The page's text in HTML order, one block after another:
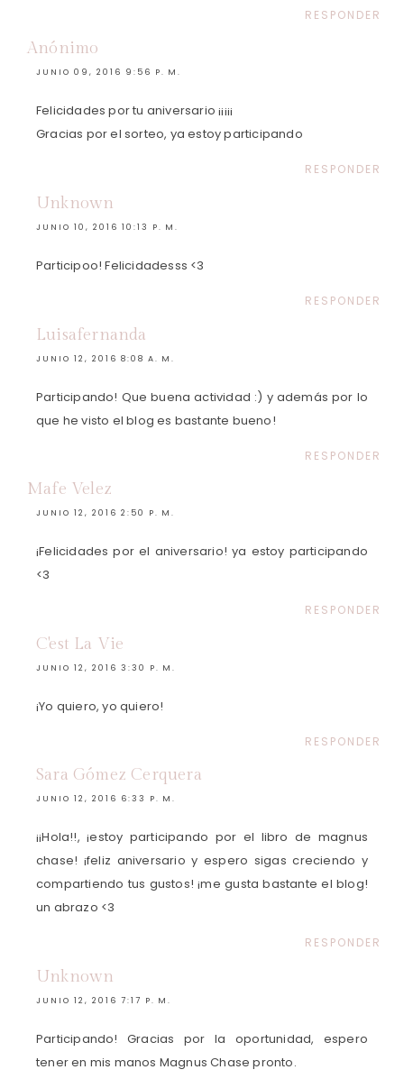
RESPONDER
Anónimo
JUNIO 09, 2016 9:56 P. M.
Felicidades por tu aniversario ¡¡¡¡¡
Gracias por el sorteo, ya estoy participando
RESPONDER
Unknown
JUNIO 10, 2016 10:13 P. M.
Participoo! Felicidadesss <3
RESPONDER
Luisafernanda
JUNIO 12, 2016 8:08 A. M.
Participando! Que buena actividad :) y además por lo
que he visto el blog es bastante bueno!
RESPONDER
Mafe Velez
JUNIO 12, 2016 2:50 P. M.
¡Felicidades por el aniversario! ya estoy participando
<3
RESPONDER
C'est La Vie
JUNIO 12, 2016 3:30 P. M.
¡Yo quiero, yo quiero!
RESPONDER
Sara Gómez Cerquera
JUNIO 12, 2016 6:33 P. M.
¡¡Hola!!, ¡estoy participando por el libro de magnus
chase! ¡feliz aniversario y espero sigas creciendo y
compartiendo tus gustos! ¡me gusta bastante el blog!
un abrazo <3
RESPONDER
Unknown
JUNIO 12, 2016 7:17 P. M.
Participando! Gracias por la oportunidad, espero
tener en mis manos Magnus Chase pronto.